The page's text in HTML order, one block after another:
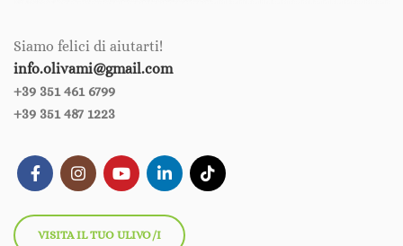
Siamo felici di aiutarti!
info.olivami@gmail.com
+39 351 461 6799‪‪
+39 351 487 1223
VISITA IL TUO ULIVO/I